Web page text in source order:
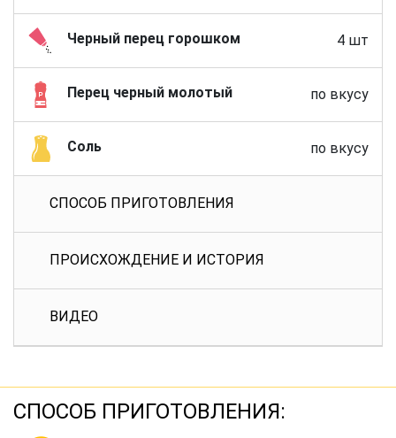
Черный перец горошком 4 шт
Перец черный молотый по вкусу
Соль по вкусу
СПОСОБ ПРИГОТОВЛЕНИЯ
ПРОИСХОЖДЕНИЕ И ИСТОРИЯ
ВИДЕО
СПОСОБ ПРИГОТОВЛЕНИЯ: